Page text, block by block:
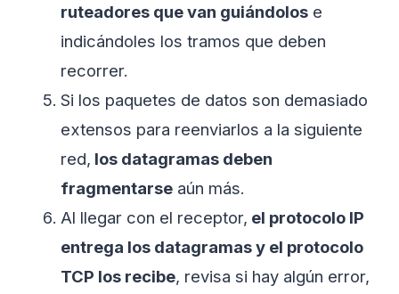
ruteadores que van guiándolos e
indicándoles los tramos que deben
recorrer.
Si los paquetes de datos son demasiado
extensos para reenviarlos a la siguiente
red, los datagramas deben
fragmentarse aún más.
Al llegar con el receptor, el protocolo IP
entrega los datagramas y el protocolo
TCP los recibe, revisa si hay algún error,